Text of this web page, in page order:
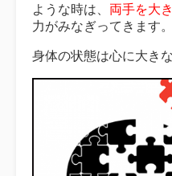
ような時は、 両手を大
力がみなぎってきます。
身体の状態は心に大き